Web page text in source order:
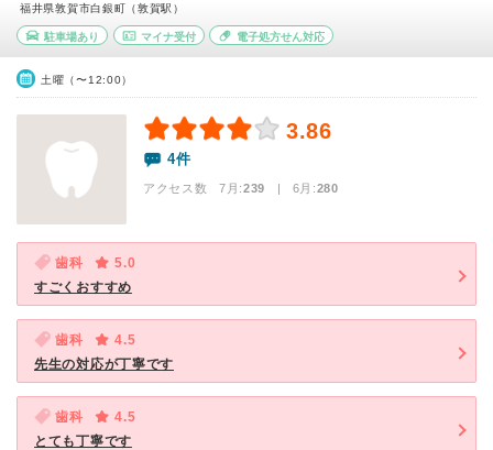
福井県敦賀市白銀町（敦賀駅）
駐車場あり マイナ受付 電子処方せん対応
土曜（〜12:00）
3.86
4件
アクセス数 7月:239 | 6月:280
歯科
5.0
すごくおすすめ
歯科
4.5
先生の対応が丁寧です
歯科
4.5
とても丁寧です